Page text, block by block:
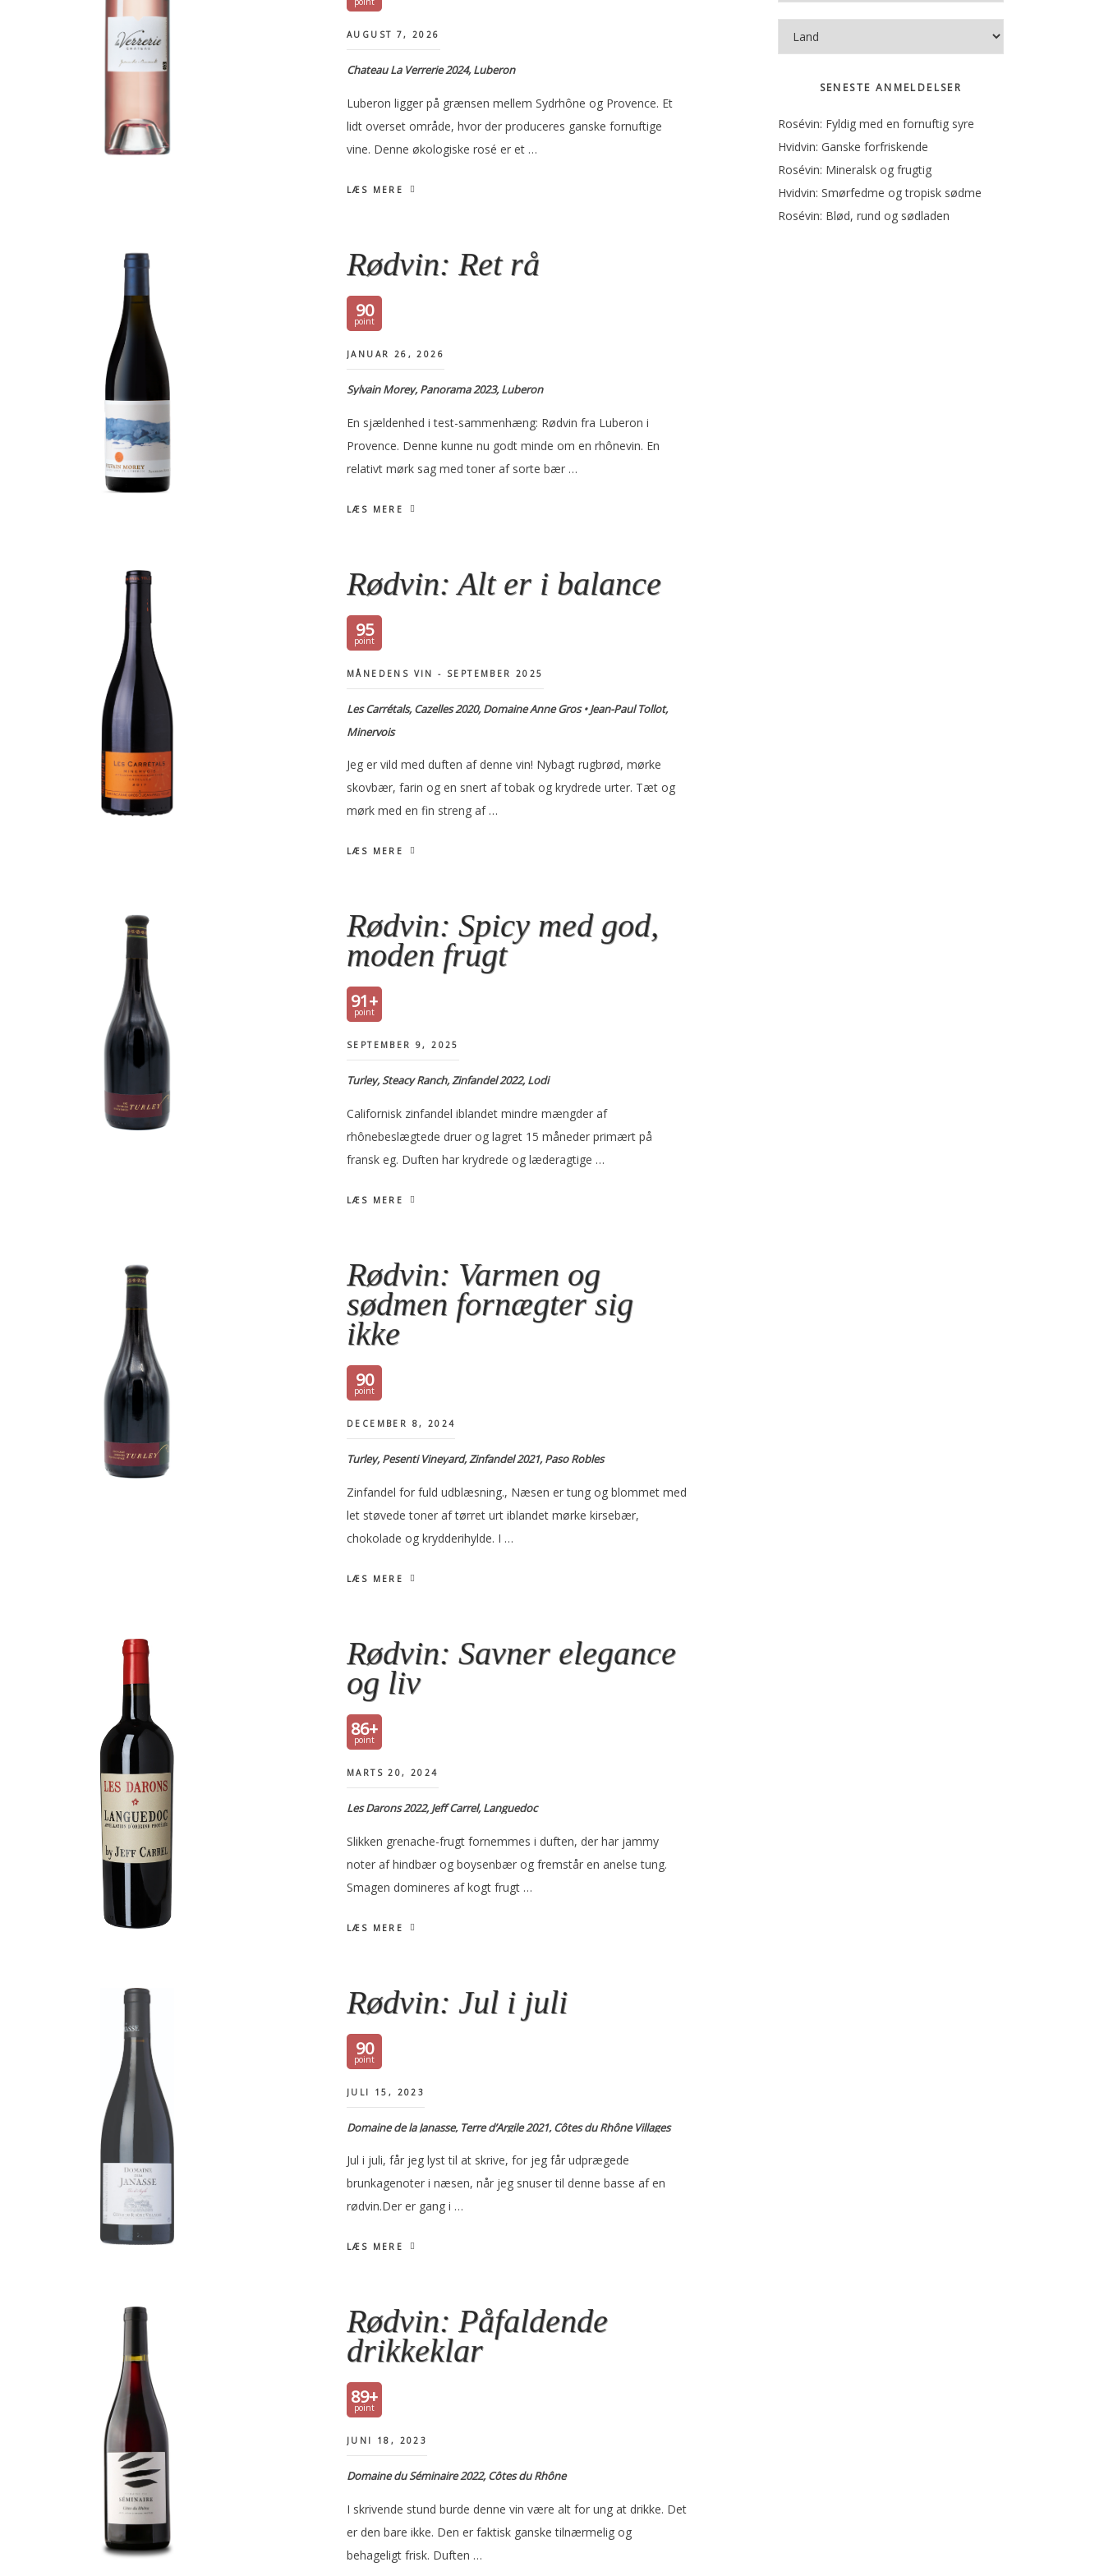
AUGUST 7, 2026
Chateau La Verrerie 2024, Luberon
Luberon ligger på grænsen mellem Sydrhône og Provence. Et
lidt overset område, hvor der produceres ganske fornuftige
vine. Denne økologiske rosé er et …
LÆS MERE
Rødvin: Ret rå
90
JANUAR 26, 2026
Sylvain Morey, Panorama 2023, Luberon
En sjældenhed i test-sammenhæng: Rødvin fra Luberon i
Provence. Denne kunne nu godt minde om en rhônevin. En
relativt mørk sag med toner af sorte bær …
LÆS MERE
Rødvin: Alt er i balance
95
MÅNEDENS VIN - SEPTEMBER 2025
Les Carrétals, Cazelles 2020, Domaine Anne Gros • Jean-Paul Tollot,
Minervois
Jeg er vild med duften af denne vin! Nybagt rugbrød, mørke
skovbær, farin og en snert af tobak og krydrede urter. Tæt og
mørk med en fin streng af …
LÆS MERE
Rødvin: Spicy med god,
moden frugt
91+
SEPTEMBER 9, 2025
Turley, Steacy Ranch, Zinfandel 2022, Lodi
Californisk zinfandel iblandet mindre mængder af
rhônebeslægtede druer og lagret 15 måneder primært på
fransk eg. Duften har krydrede og læderagtige …
LÆS MERE
Rødvin: Varmen og
sødmen fornægter sig
ikke
90
DECEMBER 8, 2024
Turley, Pesenti Vineyard, Zinfandel 2021, Paso Robles
Zinfandel for fuld udblæsning., Næsen er tung og blommet med
let støvede toner af tørret urt iblandet mørke kirsebær,
chokolade og krydderihylde. I …
LÆS MERE
Rødvin: Savner elegance
og liv
86+
MARTS 20, 2024
Les Darons 2022, Jeff Carrel, Languedoc
Slikken grenache-frugt fornemmes i duften, der har jammy
noter af hindbær og boysenbær og fremstår en anelse tung.
Smagen domineres af kogt frugt …
LÆS MERE
Rødvin: Jul i juli
90
JULI 15, 2023
Domaine de la Janasse, Terre d’Argile 2021, Côtes du Rhône Villages
Jul i juli, får jeg lyst til at skrive, for jeg får udprægede
brunkagenoter i næsen, når jeg snuser til denne basse af en
rødvin.Der er gang i …
LÆS MERE
Rødvin: Påfaldende
drikkeklar
89+
JUNI 18, 2023
Domaine du Séminaire 2022, Côtes du Rhône
I skrivende stund burde denne vin være alt for ung at drikke. Det
er den bare ikke. Den er faktisk ganske tilnærmelig og
behageligt frisk. Duften …
SENESTE ANMELDELSER
Rosévin: Fyldig med en fornuftig syre
Hvidvin: Ganske forfriskende
Rosévin: Mineralsk og frugtig
Hvidvin: Smørfedme og tropisk sødme
Rosévin: Blød, rund og sødladen